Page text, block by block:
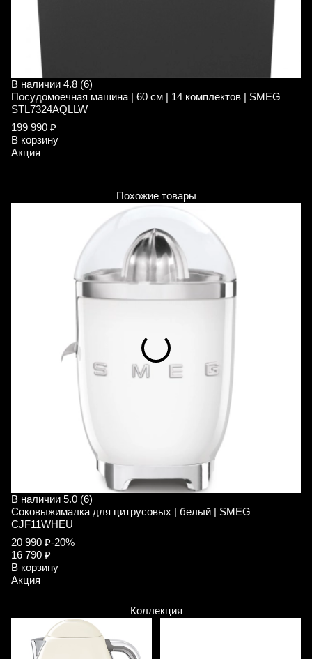
В наличии 4.8 (6)
Посудомоечная машина | 60 см | 14 комплектов | SMEG
STL7324AQLLW
199 990 ₽
В корзину
Акция
Похожие товары
В наличии 5.0 (6)
Соковыжималка для цитрусовых | белый | SMEG
CJF11WHEU
20 990 ₽-20%
16 790 ₽
В корзину
Акция
Коллекция